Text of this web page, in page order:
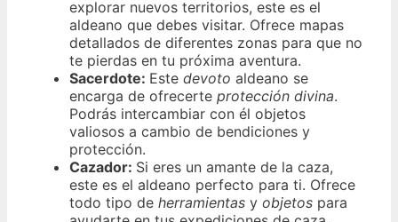
explorar nuevos territorios, este es el
aldeano que debes visitar. Ofrece mapas
detallados de diferentes zonas para que no
te pierdas en tu próxima aventura.
Sacerdote: Este devoto aldeano se
encarga de ofrecerte protección divina.
Podrás intercambiar con él objetos
valiosos a cambio de bendiciones y
protección.
Cazador: Si eres un amante de la caza,
este es el aldeano perfecto para ti. Ofrece
todo tipo de herramientas y objetos para